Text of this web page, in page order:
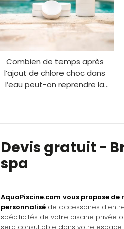
Combien de temps après
l’ajout de chlore choc dans
l’eau peut-on reprendre la
Devis gratuit -
spa
AquaPiscine.com vous propose
personnalisé de accessoires
spécificités de votre piscine privée